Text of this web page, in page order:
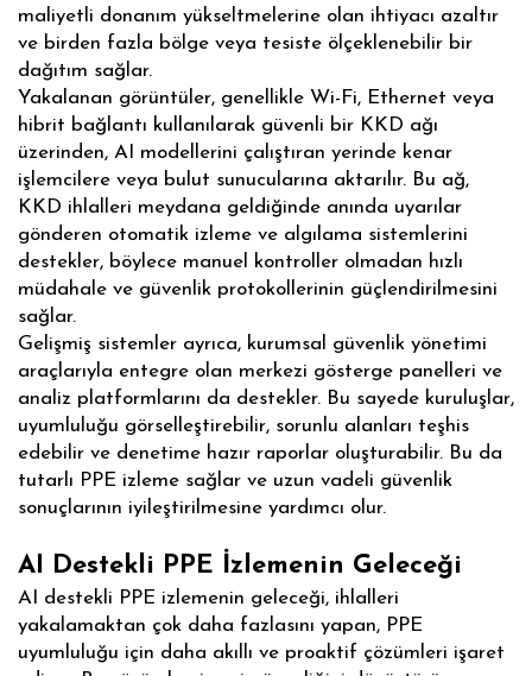
maliyetli donanım yükseltmelerine olan ihtiyacı azaltır
ve birden fazla bölge veya tesiste ölçeklenebilir bir
dağıtım sağlar.
Yakalanan görüntüler, genellikle Wi-Fi, Ethernet veya
hibrit bağlantı kullanılarak güvenli bir KKD ağı
üzerinden, AI modellerini çalıştıran yerinde kenar
işlemcilere veya bulut sunucularına aktarılır. Bu ağ,
KKD ihlalleri meydana geldiğinde anında uyarılar
gönderen otomatik izleme ve algılama sistemlerini
destekler, böylece manuel kontroller olmadan hızlı
müdahale ve güvenlik protokollerinin güçlendirilmesini
sağlar.
Gelişmiş sistemler ayrıca, kurumsal güvenlik yönetimi
araçlarıyla entegre olan merkezi gösterge panelleri ve
analiz platformlarını da destekler. Bu sayede kuruluşlar,
uyumluluğu görselleştirebilir, sorunlu alanları teşhis
edebilir ve denetime hazır raporlar oluşturabilir. Bu da
tutarlı PPE izleme sağlar ve uzun vadeli güvenlik
sonuçlarının iyileştirilmesine yardımcı olur.
AI Destekli PPE İzlemenin Geleceği
AI destekli PPE izlemenin geleceği, ihlalleri
yakalamaktan çok daha fazlasını yapan, PPE
uyumluluğu için daha akıllı ve proaktif çözümleri işaret